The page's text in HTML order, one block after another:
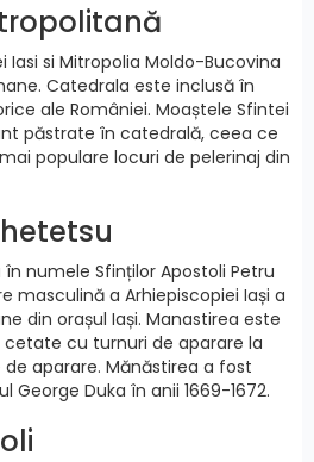
Iasi si Mitropolia Moldo-Bucovina
Catedrala este inclusă în
ale României. Moaștele Sfintei
păstrate în catedrală, ceea ce
populare locuri de pelerinaj din
numele Sfinților Apostoli Petru
masculină a Arhiepiscopiei Iași a
din orașul Iași. Manastirea este
cu turnuri de aparare la
aparare. Mănăstirea a fost
Duka în anii 1669-1672.